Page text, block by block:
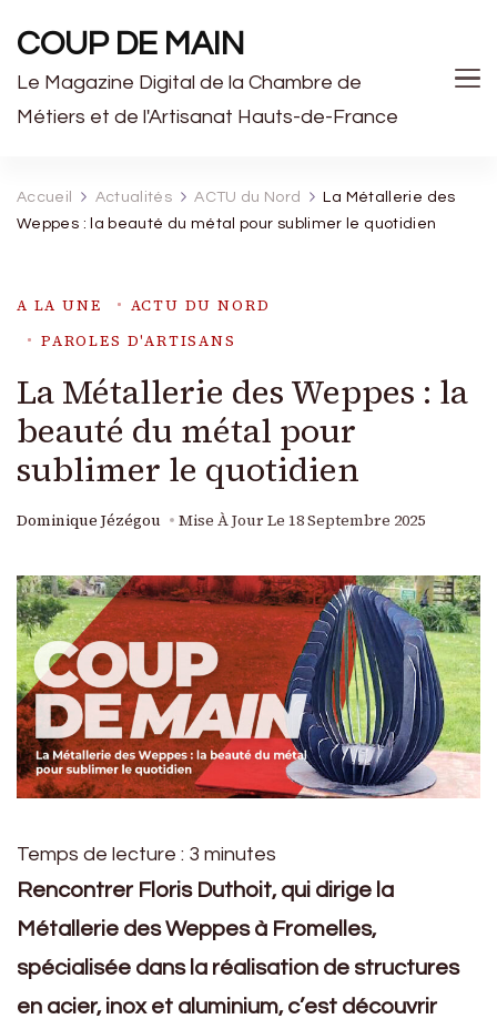
COUP DE MAIN
Le Magazine Digital de la Chambre de
Métiers et de l'Artisanat Hauts-de-France
Accueil Actualités ACTU du Nord
La Métallerie des
Weppes : la beauté du métal pour sublimer le quotidien
A LA UNE
ACTU DU NORD
PAROLES D'ARTISANS
La Métallerie des Weppes : la
beauté du métal pour
sublimer le quotidien
Dominique Jézégou Mise À Jour Le 18 Septembre 2025
Temps de lecture : 3 minutes
Rencontrer Floris Duthoit, qui dirige la
Métallerie des Weppes à Fromelles,
spécialisée dans la réalisation de structures
en acier, inox et aluminium, c’est découvrir